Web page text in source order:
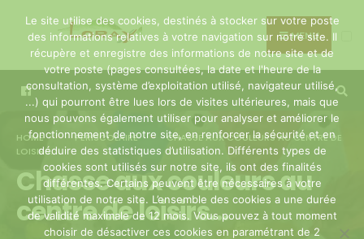
Skip
content
MENU
HOME PÉRISCOLAIRE
CHASSE AUX COULEURS AU CENTRE DE
LOISIRS…
Chasse aux couleurs au
centre de loisirs…
for:
Le site utilise des cookies, destinés à stocker sur votre poste
des informations relatives à votre navigation sur notre site. Il
récupère et enregistre des informations de notre site et de
votre poste (pages consultées, la date et l'heure de la
consultation, système d’exploitation utilisé, navigateur utilisé,
...) qui pourront être lues lors de visites ultérieures, mais que
nous pouvons également utiliser pour analyser et améliorer le
fonctionnement de notre site, en renforcer la sécurité et en
déduire des statistiques d’utilisation. Différents types de
cookies sont utilisés sur notre site, ils ont des finalités
différentes. Certains peuvent être nécessaires à votre
utilisation de notre site. L’ensemble des cookies a une durée
de validité maximale de 12 mois. Vous pouvez à tout moment
choisir de désactiver ces cookies en paramétrant de 2